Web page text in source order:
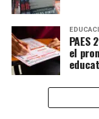
PAES
el